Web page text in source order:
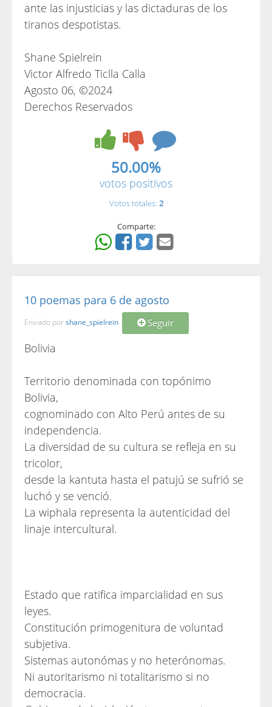
ante las injusticias y las dictaduras de los
tiranos despotistas.
Shane Spielrein
Victor Alfredo Ticlla Calla
Agosto 06, ©2024
Derechos Reservados
50.00%
votos positivos
Votos totales: 2
Comparte:
10 poemas para 6 de agosto
Enviado por shane_spielrein Seguir
Bolivia
Territorio denominada con topónimo
Bolivia,
cognominado con Alto Perú antes de su
independencia.
La diversidad de su cultura se refleja en su
tricolor,
desde la kantuta hasta el patujú se sufrió se
luchó y se venció.
La wiphala representa la autenticidad del
linaje intercultural.
Estado que ratifica imparcialidad en sus
leyes.
Constitución primogenitura de voluntad
subjetiva.
Sistemas autonómas y no heterónomas.
Ni autoritarismo ni totalitarismo si no
democracia.